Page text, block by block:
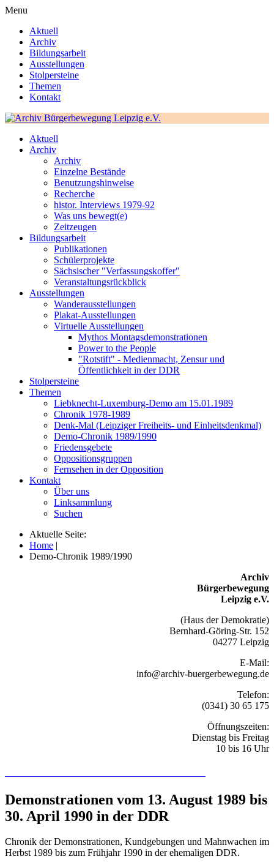
Menu
Aktuell
Archiv
Bildungsarbeit
Ausstellungen
Stolpersteine
Themen
Kontakt
Aktuell
Archiv
Archiv
Einzelne Bestände
Benutzungshinweise
Recherche
histor. Interviews 1979-92
Was uns bewegt(e)
Zeitzeugen
Bildungsarbeit
Publikationen
Schülerprojekte
Sächsischer "Verfassungskoffer"
Veranstaltungsrückblick
Ausstellungen
Wanderausstellungen
Plakat-Ausstellungen
Virtuelle Ausstellungen
Mythos Montagsdemonstrationen
Power to the People
"Rotstift" - Medienmacht, Zensur und
Öffentlichkeit in der DDR
Stolpersteine
Themen
Liebknecht-Luxemburg-Demo am 15.01.1989
Chronik 1978-1989
Denk-Mal (Leipziger Freiheits- und Einheitsdenkmal)
Demo-Chronik 1989/1990
Friedensgebete
Oppositionsgruppen
Fernsehen in der Opposition
Kontakt
Über uns
Linksammlung
Suchen
Aktuelle Seite:
Home |
Demo-Chronik 1989/1990
Archiv
Bürgerbewegung
Leipzig e.V.
(Haus der Demokratie)
Bernhard-Göring-Str. 152
04277 Leipzig
E-Mail:
info@archiv-buergerbewegung.de
Telefon:
(0341) 30 65 175
Öffnungszeiten:
Dienstag bis Freitag
10 bis 16 Uhr
Demonstrationen vom 13. August 1989 bis
30. April 1990 in der DDR
Chronik der Demonstrationen, Kundgebungen und Mahnwachen im
Herbst 1989 bis zum Frühjahr 1990 in der ehemaligen DDR.